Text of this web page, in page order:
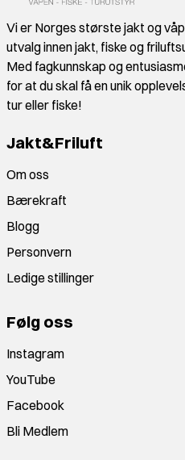
Vi er Norges største jakt og
utvalg innen jakt, fiske og
Med fagkunnskap og
for at du skal få en unik
tur eller fiske!
Jakt&Friluft
Om oss
Bærekraft
Blogg
Personvern
Ledige stillinger
Følg oss
Instagram
YouTube
Facebook
Bli Medlem